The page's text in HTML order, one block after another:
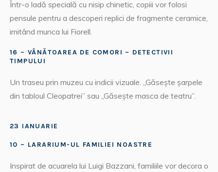
Într-o ladă specială cu nisip chinetic, copiii vor folosi
pensule pentru a descoperi replici de fragmente ceramice,
imitând munca lui Fiorell.
16 – VÂNĂTOAREA DE COMORI – DETECTIVII
TIMPULUI
Un traseu prin muzeu cu indicii vizuale. „Găsește șarpele
din tabloul Cleopatrei” sau „Găsește masca de teatru”.
23 IANUARIE
10 – LARARIUM-UL FAMILIEI NOASTRE
Inspirat de acuarela lui Luigi Bazzani, familiile vor decora o